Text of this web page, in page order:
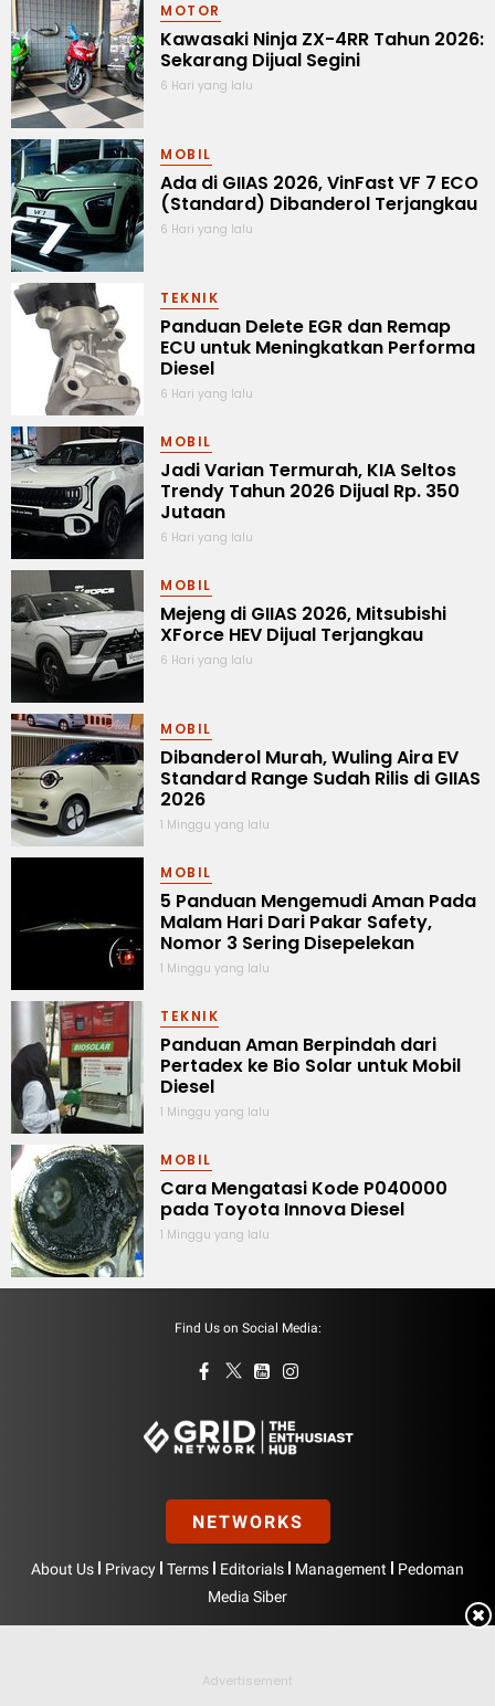
MOTOR
Kawasaki Ninja ZX-4RR Tahun 2026:
Sekarang Dijual Segini
6 Hari yang lalu
MOBIL
Ada di GIIAS 2026, VinFast VF 7 ECO
(Standard) Dibanderol Terjangkau
6 Hari yang lalu
TEKNIK
Panduan Delete EGR dan Remap
ECU untuk Meningkatkan Performa
Diesel
6 Hari yang lalu
MOBIL
Jadi Varian Termurah, KIA Seltos
Trendy Tahun 2026 Dijual Rp. 350
Jutaan
6 Hari yang lalu
MOBIL
Mejeng di GIIAS 2026, Mitsubishi
XForce HEV Dijual Terjangkau
6 Hari yang lalu
MOBIL
Dibanderol Murah, Wuling Aira EV
Standard Range Sudah Rilis di GIIAS
2026
1 Minggu yang lalu
MOBIL
5 Panduan Mengemudi Aman Pada
Malam Hari Dari Pakar Safety,
Nomor 3 Sering Disepelekan
1 Minggu yang lalu
TEKNIK
Panduan Aman Berpindah dari
Pertadex ke Bio Solar untuk Mobil
Diesel
1 Minggu yang lalu
MOBIL
Cara Mengatasi Kode P040000
pada Toyota Innova Diesel
1 Minggu yang lalu
Find Us on Social Media:
NETWORKS
About Us Privacy Terms Editorials Management
Pedoman
Media Siber